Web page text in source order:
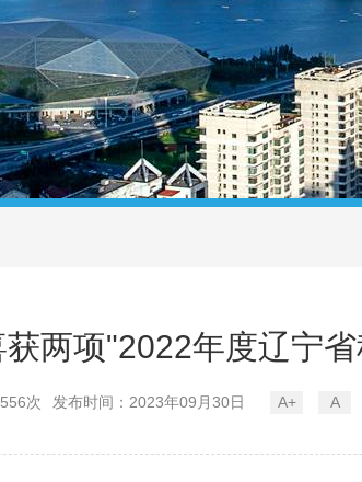
两项"2022年度辽宁
次 发布时间：2023年09月30日 A+ A